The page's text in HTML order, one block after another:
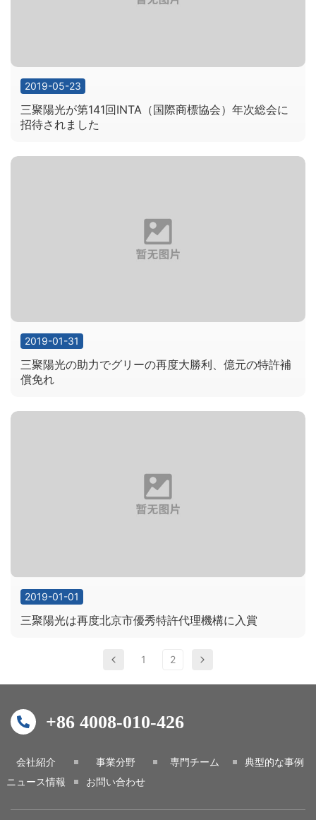
2019-05-23
三聚陽光が第141回INTA（国際商標協会）年次総会に
招待されました
2019-01-31
三聚陽光の助力でグリーの再度大勝利、億元の特許補
償免れ
2019-01-01
三聚陽光は再度北京市優秀特許代理機構に入賞
1 2
+86 4008-010-426
会社紹介 事業分野 専門チーム
典型的な事例
ニュース情報
お問い合わせ